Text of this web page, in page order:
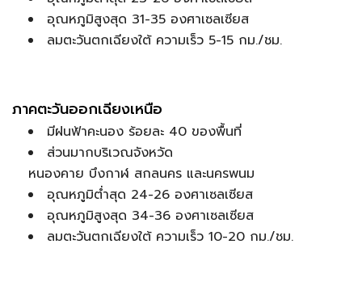
อุณหภูมิสูงสุด 31-35 องศาเซลเซียส
ลมตะวันตกเฉียงใต้ ความเร็ว 5-15 กม./ชม.
ภาคตะวันออกเฉียงเหนือ
มีฝนฟ้าคะนอง ร้อยละ 40 ของพื้นที่
ส่วนมากบริเวณจังหวัด
หนองคาย บึงกาฬ สกลนคร และนครพนม
อุณหภูมิต่ำสุด 24-26 องศาเซลเซียส
อุณหภูมิสูงสุด 34-36 องศาเซลเซียส
ลมตะวันตกเฉียงใต้ ความเร็ว 10-20 กม./ชม.